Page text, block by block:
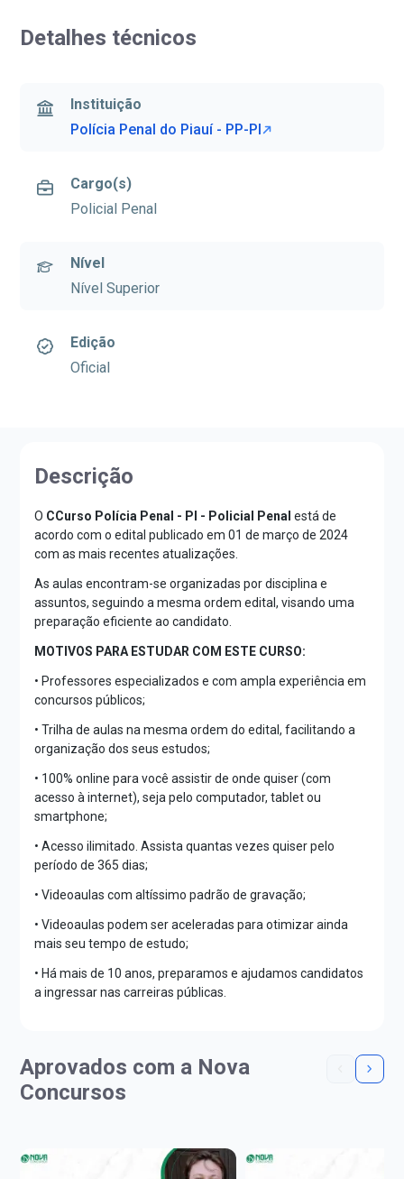
Detalhes técnicos
Instituição
Polícia Penal do Piauí - PP-PI
Cargo(s)
Policial Penal
Nível
Nível Superior
Edição
Oficial
Descrição
O CCurso Polícia Penal - PI - Policial Penal está de
acordo com o edital publicado em 01 de março de 2024
com as mais recentes atualizações.
As aulas encontram-se organizadas por disciplina e
assuntos, seguindo a mesma ordem edital, visando uma
preparação eficiente ao candidato.
MOTIVOS PARA ESTUDAR COM ESTE CURSO:
• Professores especializados e com ampla experiência em
concursos públicos;
• Trilha de aulas na mesma ordem do edital, facilitando a
organização dos seus estudos;
• 100% online para você assistir de onde quiser (com
acesso à internet), seja pelo computador, tablet ou
smartphone;
• Acesso ilimitado. Assista quantas vezes quiser pelo
período de 365 dias;
• Videoaulas com altíssimo padrão de gravação;
• Videoaulas podem ser aceleradas para otimizar ainda
mais seu tempo de estudo;
• Há mais de 10 anos, preparamos e ajudamos candidatos
a ingressar nas carreiras públicas.
Aprovados com a Nova
Concursos